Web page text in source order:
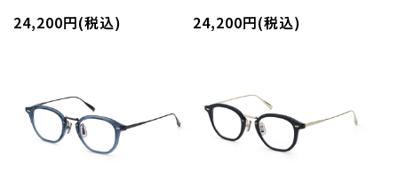
24,200円(税込) 24,200円(税込)